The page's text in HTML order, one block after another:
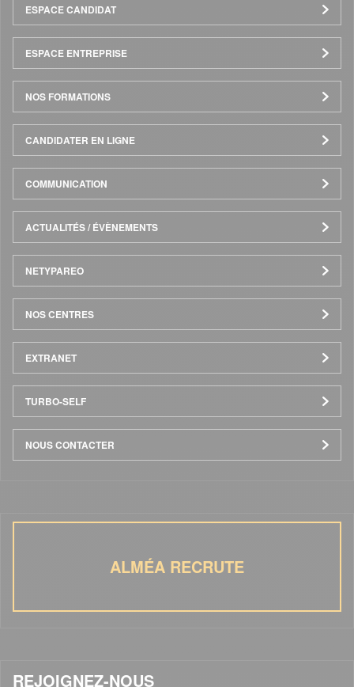
Menu
Pied
de
page
ESPACE CANDIDAT
ESPACE ENTREPRISE
NOS FORMATIONS
CANDIDATER EN LIGNE
COMMUNICATION
ACTUALITÉS / ÉVÈNEMENTS
NETYPAREO
NOS CENTRES
EXTRANET
TURBO-SELF
NOUS CONTACTER
ALMÉA RECRUTE
REJOIGNEZ-NOUS